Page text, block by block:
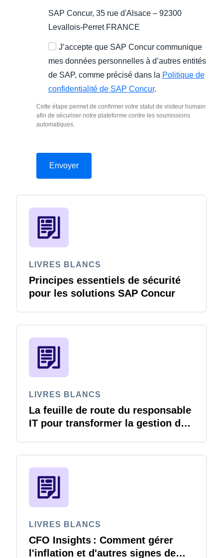
SAP Concur, 35 rue d'Alsace – 92300
Levallois-Perret FRANCE
J’accepte que SAP Concur communique
mes données personnelles à d’autres entités
de SAP, comme précisé dans la Politique de
confidentialité de SAP Concur.
Cette étape permet de confirmer votre statut de visiteur humain
afin de sécuriser notre plateforme contre les soumissions
automatiques.
LIVRES BLANCS
Principes essentiels de sécurité
pour les solutions SAP Concur
LIVRES BLANCS
La feuille de route du responsable
IT pour transformer la gestion des
LIVRES BLANCS
CFO Insights : Comment gérer
l'inflation et d'autres signes de